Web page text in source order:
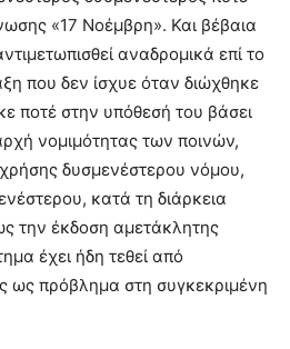
«17 Νοέμβρη». Και βέβαια
αναδρομικά επί το
που δεν ίσχυε όταν διώχθηκε
ποτέ στην υπόθεσή του βάσει
νομιμότητας των ποινών,
δυσμενέστερου νόμου,
κατά τη διάρκεια
την έκδοση αμετάκλητης
έχει ήδη τεθεί από
ως πρόβλημα στη συγκεκριμένη